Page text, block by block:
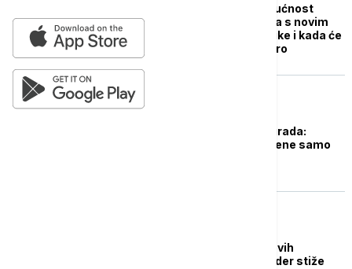
Glavni projekti za budućnost
Beograda: Šta se zbiva s novim
satom na Trgu republike i kada će
glavni grad dobiti metro
Skupština grada Beograda:
Manifestacije dozvoljene samo
Beograd dobija 150 novih
autobusa? Šapić: Tender stiže